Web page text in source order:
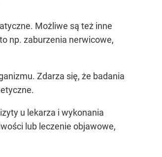
Możliwe są też inne
np. zaburzenia nerwicowe,
Zdarza się, że badania
u lekarza i wykonania
lub leczenie objawowe,